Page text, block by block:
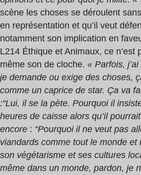
scène les choses se déroulent
en représentation et qu’il veut
notamment son implication en
L214 Éthique et Animaux, ce n’est
même son de cloche. « Parfois,
je demande ou exige des choses,
comme un caprice de star. Ça va
:“Lui, il se la pète. Pourquoi il
heures de caisse alors qu’il
encore : “Pourquoi il ne veut pas
viandards comme tout le monde et
son végétarisme et ses cultures
même dans un monde, pardon, je